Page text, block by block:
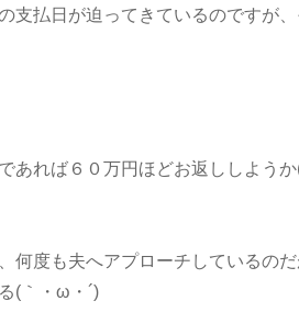
支払日が迫ってきているのですが
あれば６０万円ほどお返ししよう
何度も夫へアプローチしているの
(｀・ω・´)